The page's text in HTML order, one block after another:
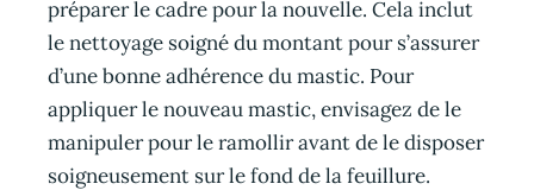
préparer le cadre pour la nouvelle. Cela inclut
le nettoyage soigné du montant pour s’assurer
d’une bonne adhérence du mastic. Pour
appliquer le nouveau mastic, envisagez de le
manipuler pour le ramollir avant de le disposer
soigneusement sur le fond de la feuillure.